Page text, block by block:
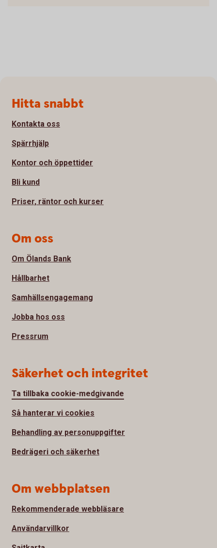
Sidfot
Hitta snabbt
Kontakta oss
Spärrhjälp
Kontor och öppettider
Bli kund
Priser, räntor och kurser
Om oss
Om Ölands Bank
Hållbarhet
Samhällsengagemang
Jobba hos oss
Pressrum
Säkerhet och integritet
Ta tillbaka cookie-medgivande
Så hanterar vi cookies
Behandling av personuppgifter
Bedrägeri och säkerhet
Om webbplatsen
Rekommenderade webbläsare
Användarvillkor